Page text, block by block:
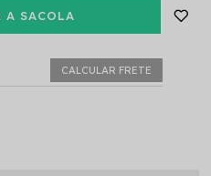
SACOLA
CALCULAR FRETE